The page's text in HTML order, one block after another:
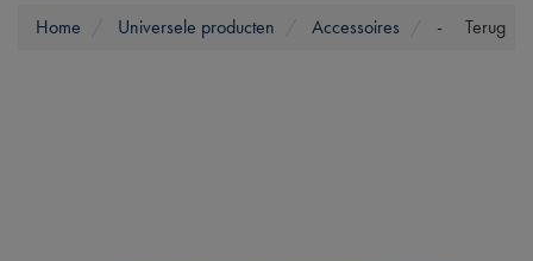
Terug
Home Universele producten Accessoires -